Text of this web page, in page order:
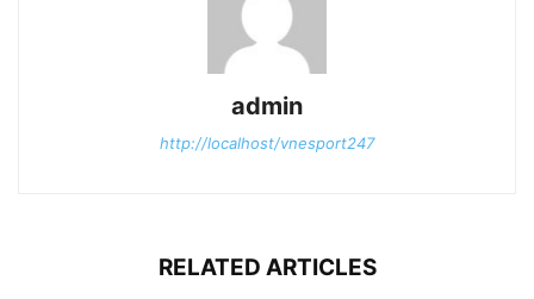
admin
http://localhost/vnesport247
RELATED ARTICLES